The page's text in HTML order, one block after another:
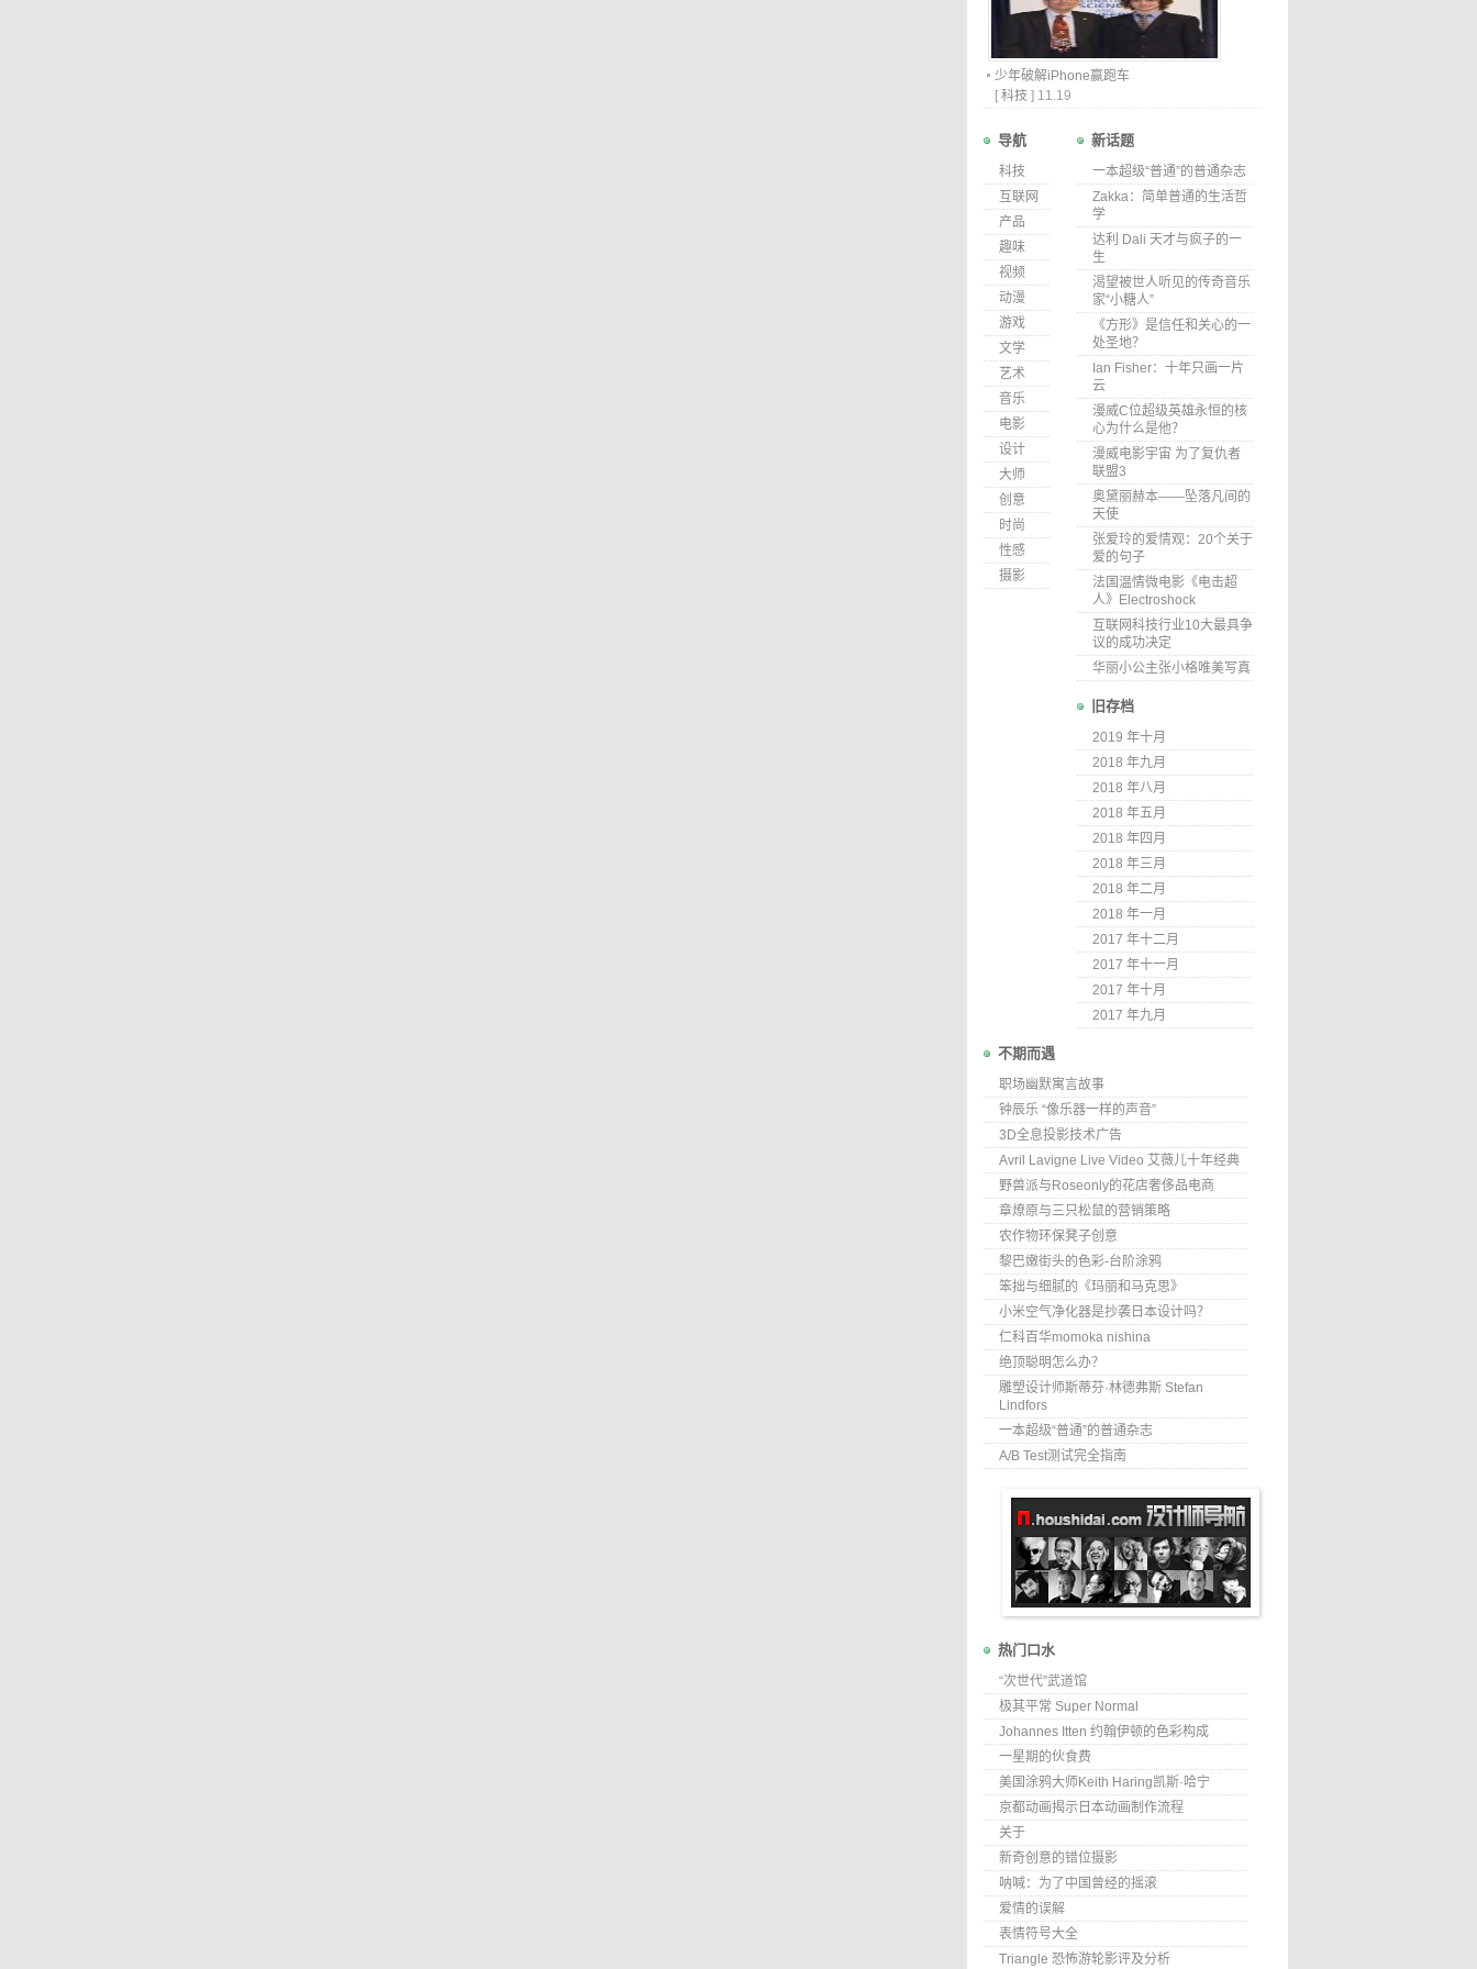
少年破解iPhone赢跑车
[ 科技 ] 11.19
导航
科技
互联网
产品
趣味
视频
动漫
游戏
文学
艺术
音乐
电影
设计
大师
创意
时尚
性感
摄影
新话题
一本超级“普通”的普通杂志
Zakka：简单普通的生活哲
学
达利 Dali 天才与疯子的一
生
渴望被世人听见的传奇音乐
家“小糖人”
《方形》是信任和关心的一
处圣地？
Ian Fisher：十年只画一片
云
漫威C位超级英雄永恒的核
心为什么是他？
漫威电影宇宙 为了复仇者
联盟3
奥黛丽赫本——坠落凡间的
天使
张爱玲的爱情观：20个关于
爱的句子
法国温情微电影《电击超
人》Electroshock
互联网科技行业10大最具争
议的成功决定
华丽小公主张小格唯美写真
旧存档
2019 年十月
2018 年九月
2018 年八月
2018 年五月
2018 年四月
2018 年三月
2018 年二月
2018 年一月
2017 年十二月
2017 年十一月
2017 年十月
2017 年九月
不期而遇
职场幽默寓言故事
钟辰乐 “像乐器一样的声音”
3D全息投影技术广告
Avril Lavigne Live Video 艾薇儿十年经典
野兽派与Roseonly的花店奢侈品电商
章燎原与三只松鼠的营销策略
农作物环保凳子创意
黎巴嫩街头的色彩-台阶涂鸦
笨拙与细腻的《玛丽和马克思》
小米空气净化器是抄袭日本设计吗？
仁科百华momoka nishina
绝顶聪明怎么办？
雕塑设计师斯蒂芬·林德弗斯 Stefan
Lindfors
一本超级“普通”的普通杂志
A/B Test测试完全指南
热门口水
“次世代”武道馆
极其平常 Super Normal
Johannes Itten 约翰伊顿的色彩构成
一星期的伙食费
美国涂鸦大师Keith Haring凯斯·哈宁
京都动画揭示日本动画制作流程
关于
新奇创意的错位摄影
呐喊：为了中国曾经的摇滚
爱情的误解
表情符号大全
Triangle 恐怖游轮影评及分析